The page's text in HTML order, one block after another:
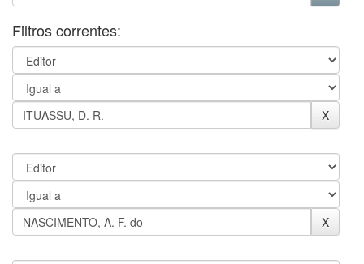
Filtros correntes: